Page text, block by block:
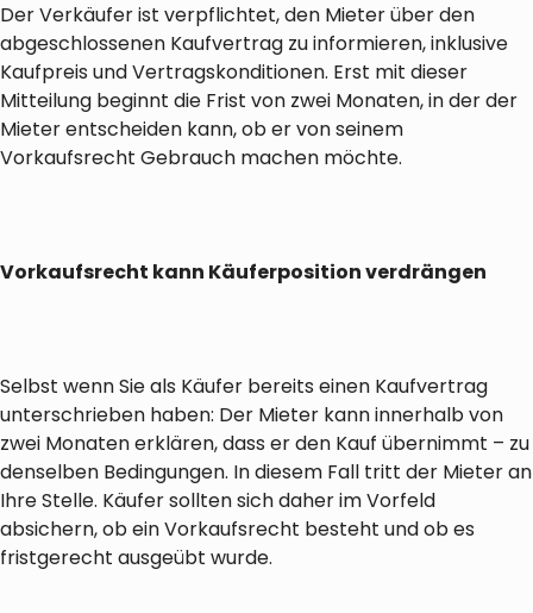
Der Verkäufer ist verpflichtet, den Mieter über den
abgeschlossenen Kaufvertrag zu informieren, inklusive
Kaufpreis und Vertragskonditionen. Erst mit dieser
Mitteilung beginnt die Frist von zwei Monaten, in der der
Mieter entscheiden kann, ob er von seinem
Vorkaufsrecht Gebrauch machen möchte.
Vorkaufsrecht kann Käuferposition verdrängen
Selbst wenn Sie als Käufer bereits einen Kaufvertrag
unterschrieben haben: Der Mieter kann innerhalb von
zwei Monaten erklären, dass er den Kauf übernimmt – zu
denselben Bedingungen. In diesem Fall tritt der Mieter an
Ihre Stelle. Käufer sollten sich daher im Vorfeld
absichern, ob ein Vorkaufsrecht besteht und ob es
fristgerecht ausgeübt wurde.